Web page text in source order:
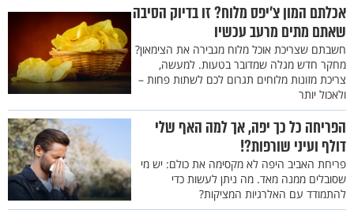
אכלתם המון צ’יפס מלוח? זו בדיוק הסיבה
שאתם מתים מרעב עכשיו
חשבתם שצריכת אוכל מלוח מגבירה את הצימאון?
מחקר חדש מגלה שמדובר בטעות. למעשה,
צריכת מזונות מלוחים תגרום לכם לשתות פחות –
ולאכול יותר
הפריחה כל כך יפה, אך למה האף שלי
דולף ועיני שורפות?!
פריחת האביב היפה לא מקסימה את כולם: יש מי
שסובלים ממנה מאד. מה ניתן לעשות כדי
להתמודד עם האלרגיות המציקות?